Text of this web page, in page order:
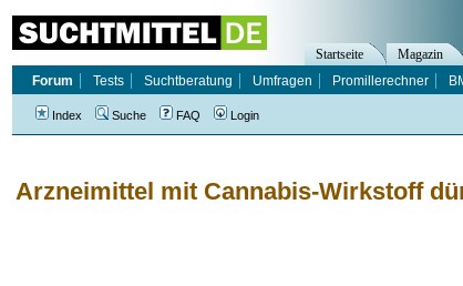
Arzneimittel mit Cannabis-Wirkstoff
Startseite Magazin
Forum
Tests Suchtberatung Umfragen Promillerechner
Index Suche FAQ Login